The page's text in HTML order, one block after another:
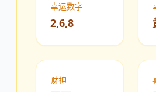
幸运数字
2,6,8
财神